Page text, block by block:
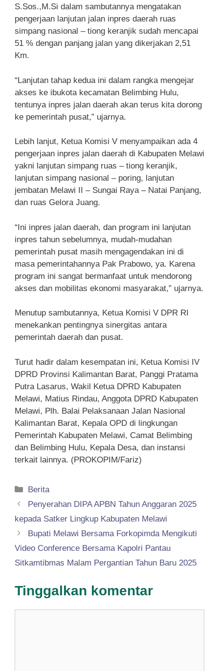
S.Sos.,M.Si dalam sambutannya mengatakan
pengerjaan lanjutan jalan inpres daerah ruas
simpang nasional – tiong keranjik sudah mencapai
51 % dengan panjang jalan yang dikerjakan 2,51
Km.
“Lanjutan tahap kedua ini dalam rangka mengejar
akses ke ibukota kecamatan Belimbing Hulu,
tentunya inpres jalan daerah akan terus kita dorong
ke pemerintah pusat,” ujarnya.
Lebih lanjut, Ketua Komisi V menyampaikan ada 4
pengerjaan inpres jalan daerah di Kabupaten Melawi
yakni lanjutan simpang ruas – tiong keranjik,
lanjutan simpang nasional – poring, lanjutan
jembatan Melawi II – Sungai Raya – Natai Panjang,
dan ruas Gelora Juang.
“Ini inpres jalan daerah, dan program ini lanjutan
inpres tahun sebelumnya, mudah-mudahan
pemerintah pusat masih mengagendakan ini di
masa pemerintahannya Pak Prabowo, ya. Karena
program ini sangat bermanfaat untuk mendorong
akses dan mobilitas ekonomi masyarakat,” ujarnya.
Menutup sambutannya, Ketua Komisi V DPR RI
menekankan pentingnya sinergitas antara
pemerintah daerah dan pusat.
Turut hadir dalam kesempatan ini, Ketua Komisi IV
DPRD Provinsi Kalimantan Barat, Panggi Pratama
Putra Lasarus, Wakil Ketua DPRD Kabupaten
Melawi, Matius Rindau, Anggota DPRD Kabupaten
Melawi, Plh. Balai Pelaksanaan Jalan Nasional
Kalimantan Barat, Kepala OPD di lingkungan
Pemerintah Kabupaten Melawi, Camat Belimbing
dan Belimbing Hulu, Kepala Desa, dan instansi
terkait lainnya. (PROKOPIM/Fariz)
Kategori
Berita
Penyerahan DIPA APBN Tahun Anggaran 2025
kepada Satker Lingkup Kabupaten Melawi
Bupati Melawi Bersama Forkopimda Mengikuti
Video Conference Bersama Kapolri Pantau
Sitkamtibmas Malam Pergantian Tahun Baru 2025
Tinggalkan komentar